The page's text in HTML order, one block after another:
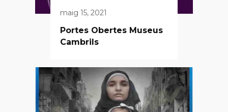
maig 15, 2021
Portes Obertes Museus
Cambrils